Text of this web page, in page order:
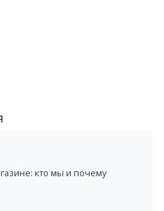
кто мы и почему